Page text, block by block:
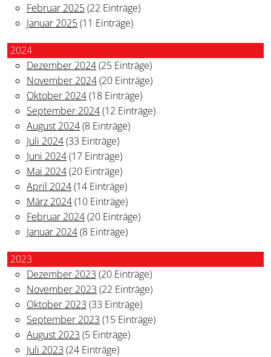
Februar 2025(22 Einträge)
Januar 2025(11 Einträge)
2024
Dezember 2024(25 Einträge)
November 2024(20 Einträge)
Oktober 2024(18 Einträge)
September 2024(12 Einträge)
August 2024(8 Einträge)
Juli 2024(33 Einträge)
Juni 2024(17 Einträge)
Mai 2024(20 Einträge)
April 2024(14 Einträge)
März 2024(10 Einträge)
Februar 2024(20 Einträge)
Januar 2024(8 Einträge)
2023
Dezember 2023 (20 Einträge)
November 2023 (22 Einträge)
Oktober 2023 (33 Einträge)
September 2023 (15 Einträge)
August 2023 (5 Einträge)
Juli 2023 (24 Einträge)